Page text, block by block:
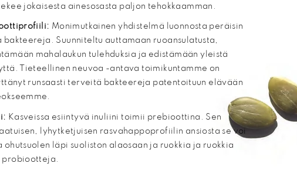
jokaisesta ainesosasta paljon tehokkaamman.
Monimutkainen yhdistelmä luonnosta peräisin
bakteereja. Suunniteltu auttamaan ruoansulatusta,
mahalaukun tulehduksia ja edistämään yleistä
Tieteellinen neuvoa -antava toimikuntamme on
runsaasti terveitä bakteereja patentoituun elävään
Kasveissa esiintyvä inuliini toimii prebioottina. Sen
lyhytketjuisen rasvahappoprofiilin ansiosta se voi
ohutsuolen läpi suoliston alaosaan ja ruokkia ja ruokkia
probiootteja.